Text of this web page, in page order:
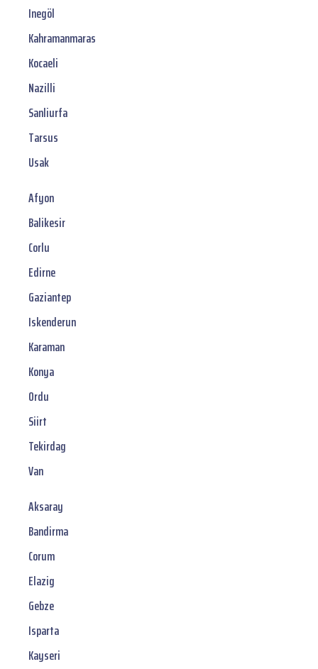
Inegöl
Kahramanmaras
Kocaeli
Nazilli
Sanliurfa
Tarsus
Usak
Afyon
Balikesir
Corlu
Edirne
Gaziantep
Iskenderun
Karaman
Konya
Ordu
Siirt
Tekirdag
Van
Aksaray
Bandirma
Corum
Elazig
Gebze
Isparta
Kayseri